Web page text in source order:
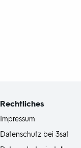
Rechtliches
Impressum
Datenschutz bei 3sat